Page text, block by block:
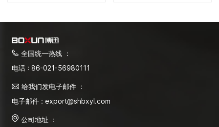
全国统一热线 ：
电话 : 86-021-56980111
给我们发电子邮件 ：
电子邮件 : export@shbxyl.com
公司地址 ：